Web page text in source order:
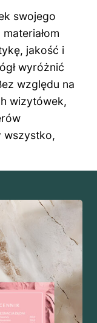
swojego
jakość i
wyróżnić
względu na
wizytówek,
wszystko,